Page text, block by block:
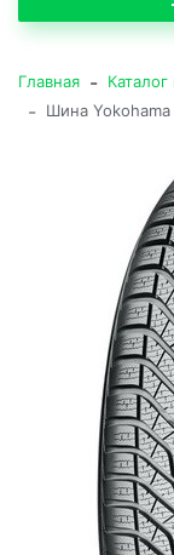
Главная -
- Шина